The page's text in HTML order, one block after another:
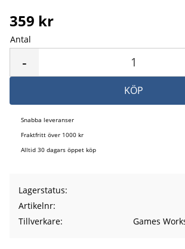
359 kr
Antal
-
KÖP
Snabba leveranser
Fraktfritt över 1000 kr
Alltid 30 dagars öppet köp
Lagerstatus
Artikelnr
Tillverkare
Games